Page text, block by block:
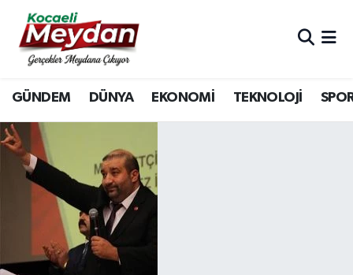
GÜNDEM DÜNYA EKONOMİ TEKNOLOJİ
Nöbetçi Eczaneler
Hava Durumu
Trafik Durumu
Süper Lig Puan Durumu ve Fikstür
Tüm Manşetler
Son Dakika Haberleri